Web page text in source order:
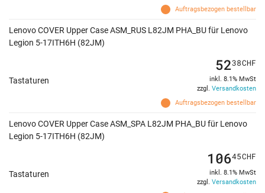
Auftragsbezogen bestellbar
Lenovo COVER Upper Case ASM_RUS L82JM PHA_BU für Lenovo
Legion 5-17ITH6H (82JM)
Tastaturen
Auftragsbezogen bestellbar
5238CHF
inkl. 8.1% MwSt
zzgl. Versandkosten
Lenovo COVER Upper Case ASM_SPA L82JM PHA_BU für Lenovo
Legion 5-17ITH6H (82JM)
Tastaturen
10645CHF
inkl. 8.1% MwSt
zzgl. Versandkosten